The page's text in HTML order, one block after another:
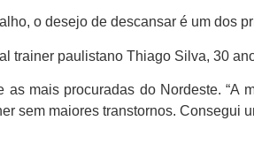
o desejo de descansar é um dos
trainer paulistano Thiago Silva, 30
mais procuradas do Nordeste. “A
sem maiores transtornos. Consegui